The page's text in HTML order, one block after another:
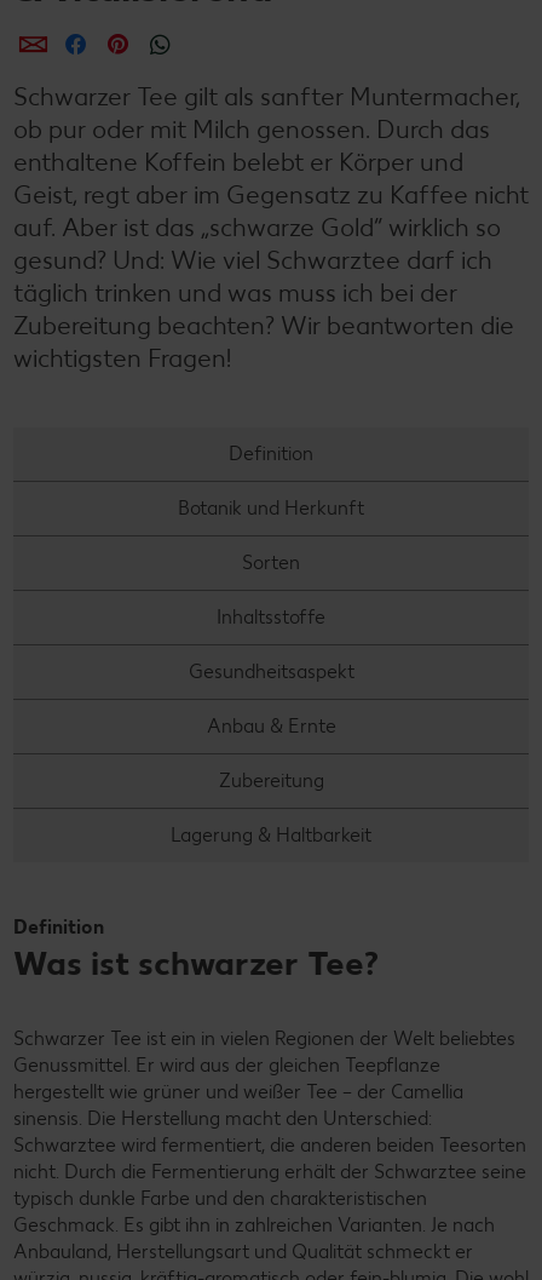
per E-Mail teilen
per Facebook teilen
per Pinterest teilen
Schwarzer Tee gilt als sanfter Muntermacher,
ob pur oder mit Milch genossen. Durch das
enthaltene Koffein belebt er Körper und
Geist, regt aber im Gegensatz zu Kaffee nicht
auf. Aber ist das „schwarze Gold“ wirklich so
gesund? Und: Wie viel Schwarztee darf ich
täglich trinken und was muss ich bei der
Zubereitung beachten? Wir beantworten die
wichtigsten Fragen!
Definition
Botanik und Herkunft
Sorten
Inhaltsstoffe
Gesundheitsaspekt
Anbau & Ernte
Zubereitung
Lagerung & Haltbarkeit
Definition
Was ist schwarzer Tee?
Schwarzer Tee ist ein in vielen Regionen der Welt beliebtes
Genussmittel. Er wird aus der gleichen Teepflanze
hergestellt wie grüner und weißer Tee – der Camellia
sinensis. Die Herstellung macht den Unterschied:
Schwarztee wird fermentiert, die anderen beiden Teesorten
nicht. Durch die Fermentierung erhält der Schwarztee seine
typisch dunkle Farbe und den charakteristischen
Geschmack. Es gibt ihn in zahlreichen Varianten. Je nach
Anbauland, Herstellungsart und Qualität schmeckt er